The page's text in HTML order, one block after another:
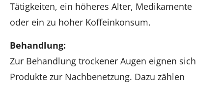
Tätigkeiten, ein höheres Alter, Medikamente
oder ein zu hoher Koffeinkonsum.
Behandlung:
Zur Behandlung trockener Augen eignen sich
Produkte zur Nachbenetzung. Dazu zählen